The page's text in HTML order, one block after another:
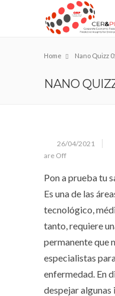
Home Nano Quizz
NANO
26/04/2021
are Off
Pon a prueba tu
Es una de las
tecnológico,
tanto, requiere
permanente que
especialistas
enfermedad. En
despejar algunas